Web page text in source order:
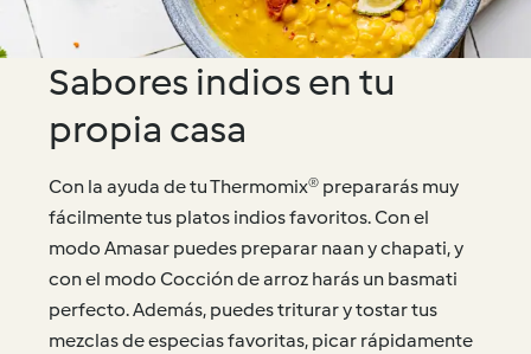
Sabores indios en tu
propia casa
Con la ayuda de tu Thermomix® prepararás muy
fácilmente tus platos indios favoritos. Con el
modo Amasar puedes preparar naan y chapati, y
con el modo Cocción de arroz harás un basmati
perfecto. Además, puedes triturar y tostar tus
mezclas de especias favoritas, picar rápidamente